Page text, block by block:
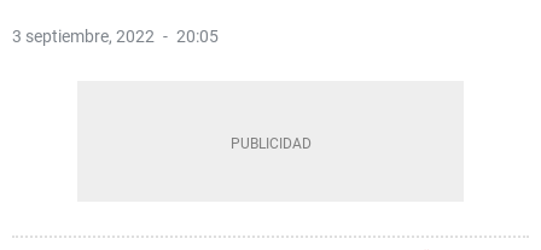
3 septiembre, 2022 20:05